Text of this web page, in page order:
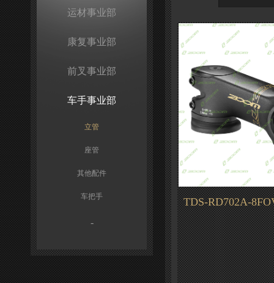
运材事业部
康复事业部
前叉事业部
车手事业部
立管
座管
其他配件
车把手
-
TDS-RD702A-